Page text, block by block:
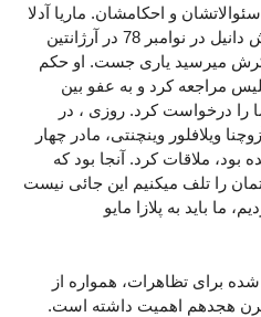
و احکامشان. ماریا آدلا
گارد د انوتوکولتز،.زمانیکه پسرش دانیل در نوامبر 78 در آرژانتین
میرسید یاری جست. او حکم
مراجعه کرد و به عفو بین
را درخواست کرد. روزی ، در
ویلافلور وینچنتی، مادر چهار
بود، ملاقات کرد. آنجا بود که
را تلف میکنیم این جائی نیست
ما باید به پلازا مایو
شده برای تظاهرات، همواره از
هجدهم اهمیت داشته است.